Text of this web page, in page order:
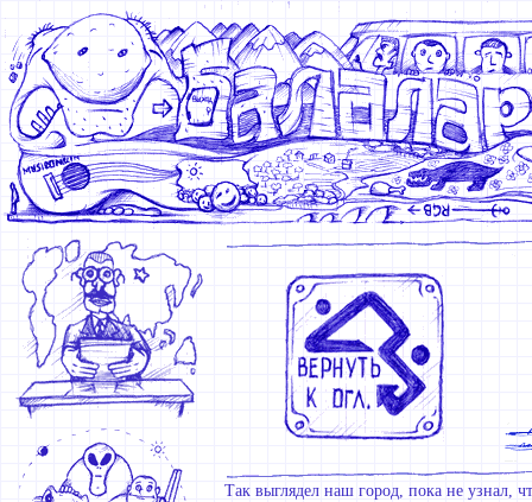
Так выглядел наш город, пока не узнал,